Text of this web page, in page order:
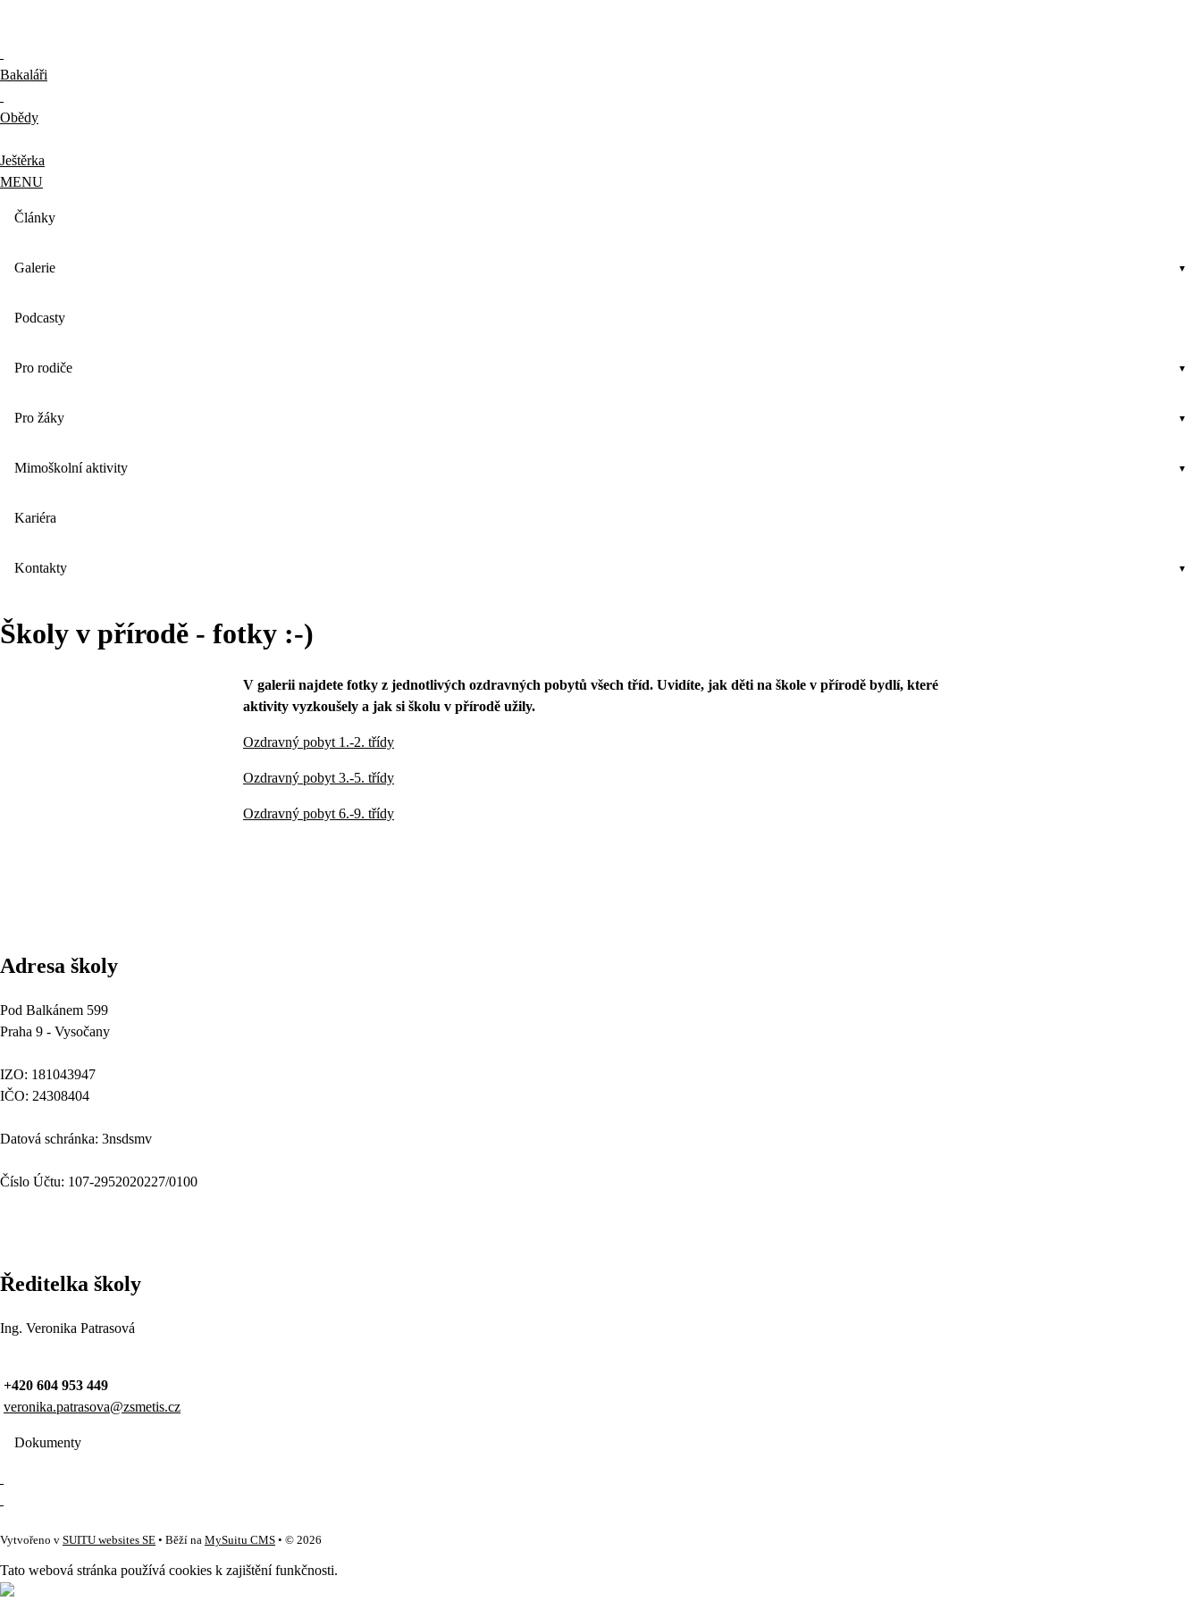
Bakaláři
Obědy
Ještěrka
MENU
Články
Galerie
Podcasty
Pro rodiče
Pro žáky
Mimoškolní aktivity
Kariéra
Kontakty
Školy v přírodě - fotky :-)
V galerii najdete fotky z jednotlivých ozdravných pobytů všech tříd. Uvidíte, jak děti na škole v přírodě bydlí, které
aktivity vyzkoušely a jak si školu v přírodě užily.
Ozdravný pobyt 1.-2. třídy
Ozdravný pobyt 3.-5. třídy
Ozdravný pobyt 6.-9. třídy
Adresa školy
Pod Balkánem 599
Praha 9 - Vysočany
IZO: 181043947
IČO: 24308404
Datová schránka: 3nsdsmv
Číslo Účtu: 107-2952020227/0100
Ředitelka školy
Ing. Veronika Patrasová
+420 604 953 449
veronika.patrasova@zsmetis.cz
Dokumenty
Vytvořeno v SUITU websites SE • Běží na MySuitu CMS • © 2026
Tato webová stránka používá cookies k zajištění funkčnosti.